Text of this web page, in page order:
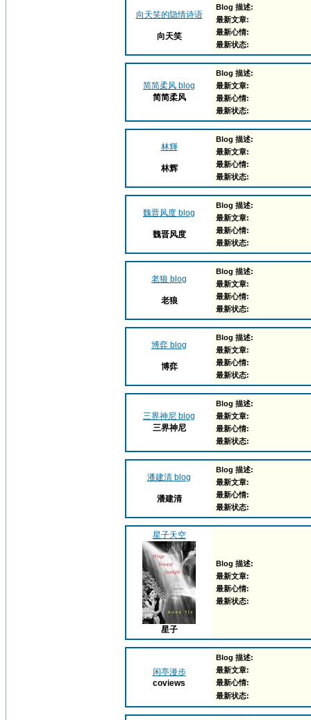
向天笑的隐情诗语
向天笑
Blog 描述:
最新文章:
最新心情:
最新状态:
简简柔风 blog
简简柔风
Blog 描述:
最新文章:
最新心情:
最新状态:
林輝
林辉
Blog 描述:
最新文章:
最新心情:
最新状态:
魏晋风度 blog
魏晋风度
Blog 描述:
最新文章:
最新心情:
最新状态:
老狼 blog
老狼
Blog 描述:
最新文章:
最新心情:
最新状态:
博弈 blog
博弈
Blog 描述:
最新文章:
最新心情:
最新状态:
三界神尼 blog
三界神尼
Blog 描述:
最新文章:
最新心情:
最新状态:
潘建清 blog
潘建清
Blog 描述:
最新文章:
最新心情:
最新状态:
星子天空
星子
Blog 描述:
最新文章:
最新心情:
最新状态:
闲亭漫步
coviews
Blog 描述:
最新文章:
最新心情:
最新状态: